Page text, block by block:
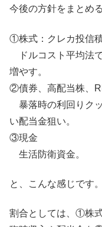
今後の方針をまとめる
①株式：クレカ投信
ドルコスト平均法
増やす。
②債券、高配当株、
暴落時の利回りク
い配当金狙い。
③現金
生活防衛資金。
と、こんな感じです。
割合としては、①株